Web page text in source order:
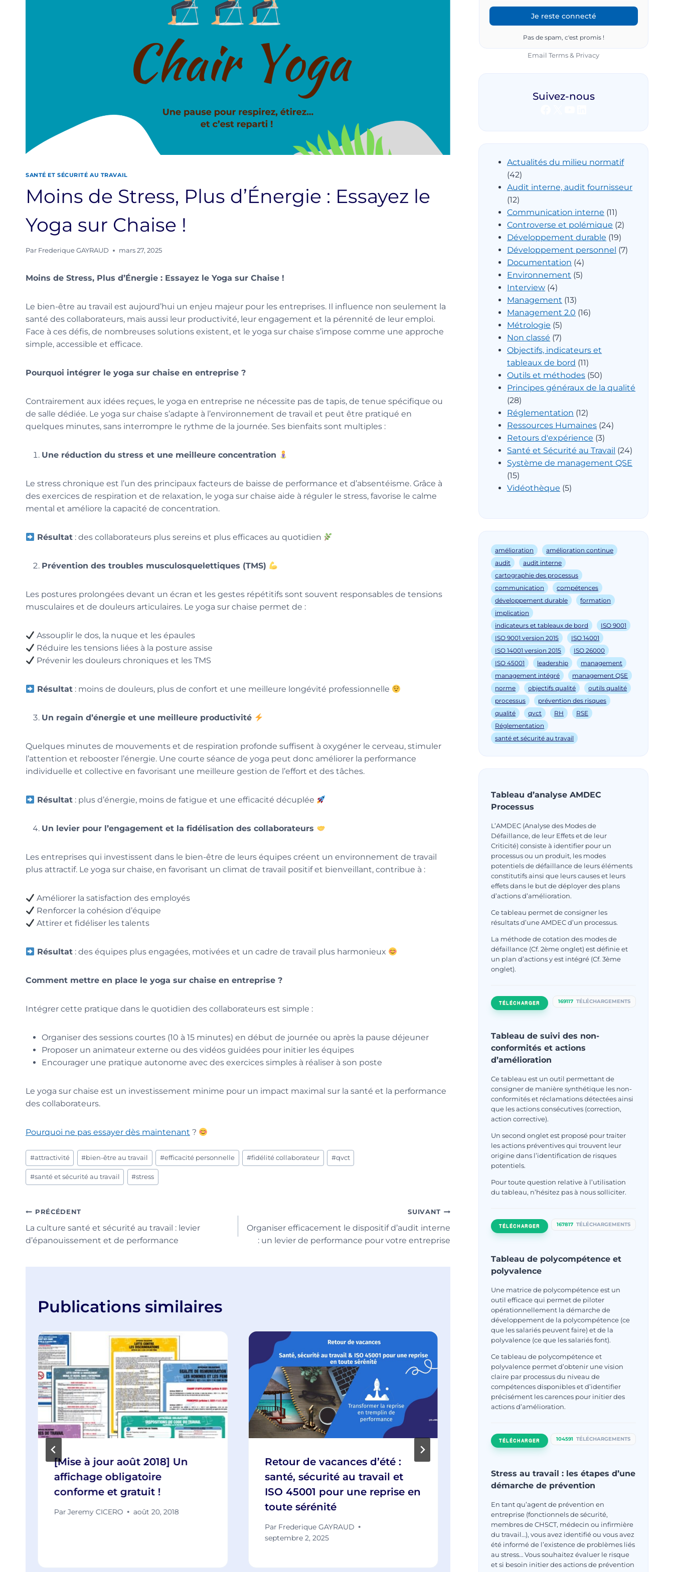
SANTÉ ET SÉCURITÉ AU TRAVAIL
Moins de Stress, Plus d’Énergie : Essayez le
Yoga sur Chaise !
Par Frederique GAYRAUD mars 27, 2025
Moins de Stress, Plus d’Énergie : Essayez le Yoga sur Chaise !
Le bien-être au travail est aujourd’hui un enjeu majeur pour les entreprises. Il influence non seulement la
santé des collaborateurs, mais aussi leur productivité, leur engagement et la pérennité de leur emploi.
Face à ces défis, de nombreuses solutions existent, et le yoga sur chaise s’impose comme une approche
simple, accessible et efficace.
Pourquoi intégrer le yoga sur chaise en entreprise ?
Contrairement aux idées reçues, le yoga en entreprise ne nécessite pas de tapis, de tenue spécifique ou
de salle dédiée. Le yoga sur chaise s’adapte à l’environnement de travail et peut être pratiqué en
quelques minutes, sans interrompre le rythme de la journée. Ses bienfaits sont multiples :
Une réduction du stress et une meilleure concentration
Le stress chronique est l’un des principaux facteurs de baisse de performance et d’absentéisme. Grâce à
des exercices de respiration et de relaxation, le yoga sur chaise aide à réguler le stress, favorise le calme
mental et améliore la capacité de concentration.
Résultat : des collaborateurs plus sereins et plus efficaces au quotidien
Prévention des troubles musculosquelettiques (TMS)
Les postures prolongées devant un écran et les gestes répétitifs sont souvent responsables de tensions
musculaires et de douleurs articulaires. Le yoga sur chaise permet de :
Assouplir le dos, la nuque et les épaules
Réduire les tensions liées à la posture assise
Prévenir les douleurs chroniques et les TMS
Résultat : moins de douleurs, plus de confort et une meilleure longévité professionnelle
Un regain d’énergie et une meilleure productivité
Quelques minutes de mouvements et de respiration profonde suffisent à oxygéner le cerveau, stimuler
l’attention et rebooster l’énergie. Une courte séance de yoga peut donc améliorer la performance
individuelle et collective en favorisant une meilleure gestion de l’effort et des tâches.
Résultat : plus d’énergie, moins de fatigue et une efficacité décuplée
Un levier pour l’engagement et la fidélisation des collaborateurs
Les entreprises qui investissent dans le bien-être de leurs équipes créent un environnement de travail
plus attractif. Le yoga sur chaise, en favorisant un climat de travail positif et bienveillant, contribue à :
Améliorer la satisfaction des employés
Renforcer la cohésion d’équipe
Attirer et fidéliser les talents
Résultat : des équipes plus engagées, motivées et un cadre de travail plus harmonieux
Comment mettre en place le yoga sur chaise en entreprise ?
Intégrer cette pratique dans le quotidien des collaborateurs est simple :
Organiser des sessions courtes (10 à 15 minutes) en début de journée ou après la pause déjeuner
Proposer un animateur externe ou des vidéos guidées pour initier les équipes
Encourager une pratique autonome avec des exercices simples à réaliser à son poste
Le yoga sur chaise est un investissement minime pour un impact maximal sur la santé et la performance
des collaborateurs.
Pourquoi ne pas essayer dès maintenant ?
Étiquettes
de
la
#attractivité #bien-être au travail #efficacité personnelle #fidélité collaborateur #qvct
#santé et sécurité au travail #stress
Navigation
de
l’article
PRÉCÉDENT
La culture santé et sécurité au travail : levier
d’épanouissement et de performance
SUIVANT
Organiser efficacement le dispositif d’audit interne
: un levier de performance pour votre entreprise
Publications similaires
[Mise à jour août 2018] Un
affichage obligatoire
conforme et gratuit !
Par Jeremy CICERO août 20, 2018
Retour de vacances d’été :
santé, sécurité au travail et
ISO 45001 pour une reprise en
toute sérénité
Par Frederique GAYRAUD
septembre 2, 2025
travail : levier
d’épanouissement et de
performance
Frederique GAYRAUD mars 18, 2025
Pas de spam, c'est promis !
EmailTerms & Privacy
Suivez-nous
Actualités du milieu normatif
(42)
Audit interne, audit fournisseur
(12)
Communication interne (11)
Controverse et polémique (2)
Développement durable (19)
Développement personnel (7)
Documentation (4)
Environnement (5)
Interview (4)
Management (13)
Management 2.0 (16)
Métrologie (5)
Non classé (7)
Objectifs, indicateurs et
tableaux de bord (11)
Outils et méthodes (50)
Principes généraux de la qualité
(28)
Réglementation (12)
Ressources Humaines (24)
Retours d'expérience (3)
Santé et Sécurité au Travail (24)
Système de management QSE
(15)
Vidéothèque (5)
amélioration
amélioration continue
audit
audit interne
cartographie des processus
communication
compétences
développement durable
formation
implication
indicateurs et tableaux de bord
ISO 9001
ISO 9001 version 2015
ISO 14001
ISO 14001 version 2015
ISO 26000
ISO 45001
leadership
management
management intégré
management QSE
norme
objectifs qualité
outils qualité
processus
prévention des risques
qualité
qvct RH
RSE
Réglementation
santé et sécurité au travail
Tableau d’analyse AMDEC
Processus
L’AMDEC (Analyse des Modes de
Défaillance, de leur Effets et de leur
Criticité) consiste à identifier pour un
processus ou un produit, les modes
potentiels de défaillance de leurs éléments
constitutifs ainsi que leurs causes et leurs
effets dans le but de déployer des plans
d’actions d’amélioration.
Ce tableau permet de consigner les
résultats d’une AMDEC d’un processus.
La méthode de cotation des modes de
défaillance (Cf. 2ème onglet) est définie et
un plan d’actions y est intégré (Cf. 3ème
onglet).
TÉLÉCHARGER 169117 TÉLÉCHARGEMENTS
Tableau de suivi des non-
conformités et actions
d’amélioration
Ce tableau est un outil permettant de
consigner de manière synthétique les non-
conformités et réclamations détectées ainsi
que les actions consécutives (correction,
action corrective).
Un second onglet est proposé pour traiter
les actions préventives qui trouvent leur
origine dans l’identification de risques
potentiels.
Pour toute question relative à l’utilisation
du tableau, n’hésitez pas à nous solliciter.
TÉLÉCHARGER 167817 TÉLÉCHARGEMENTS
Tableau de polycompétence et
polyvalence
Une matrice de polycompétence est un
outil efficace qui permet de piloter
opérationnellement la démarche de
développement de la polycompétence (ce
que les salariés peuvent faire) et de la
polyvalence (ce que les salariés font).
Ce tableau de polycompétence et
polyvalence permet d’obtenir une vision
claire par processus du niveau de
compétences disponibles et d’identifier
précisément les carences pour initier des
actions d’amélioration.
TÉLÉCHARGER 104591 TÉLÉCHARGEMENTS
Stress au travail : les étapes d’une
démarche de prévention
En tant qu’agent de prévention en
entreprise (fonctionnels de sécurité,
membres de CHSCT, médecin ou infirmière
du travail…), vous avez identifié ou vous avez
été informé de l’existence de problèmes liés
au stress… Vous souhaitez évaluer le risque
et si besoin initier des actions de prévention